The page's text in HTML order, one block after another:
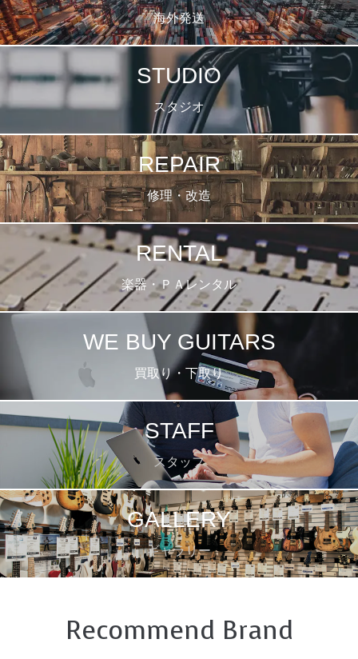
海外発送
STUDIO
スタジオ
REPAIR
修理・改造
RENTAL
楽器・ＰＡレンタル
WE BUY GUITARS
買取り・下取り
STAFF
スタッフ
GALLERY
ギャラリー
Recommend Brand